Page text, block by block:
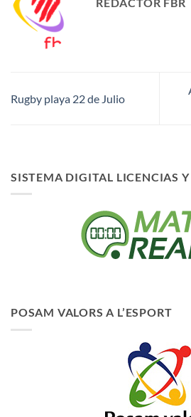
REDACTOR FBR
Rugby playa 22 de Julio
SISTEMA DIGITAL LICENCIAS
POSAM VALORS A L’ESPORT